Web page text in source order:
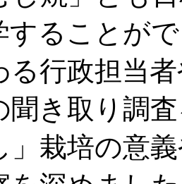
することが
る行政担当
聞き取り調
」栽培の意